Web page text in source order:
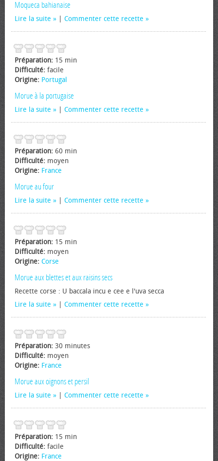
Moqueca bahianaise
Lire la suite Commenter cette recette
Préparation: 15 min
Difficulté: facile
Origine: Portugal
Morue à la portugaise
Lire la suite Commenter cette recette
Préparation: 60 min
Difficulté: moyen
Origine: France
Morue au four
Lire la suite Commenter cette recette
Préparation: 15 min
Difficulté: moyen
Origine: Corse
Morue aux blettes et aux raisins secs
Recette corse : U baccala incu e cee e l'uva secca
Lire la suite
Commenter cette recette
Préparation: 30 minutes
Difficulté: moyen
Origine: France
Morue aux oignons et persil
Lire la suite Commenter cette recette
Préparation: 15 min
Difficulté: facile
Origine: France